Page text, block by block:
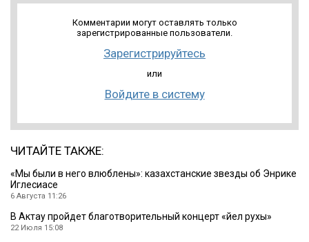
Комментарии могут оставлять только
зарегистрированные пользователи.
Зарегистрируйтесь
или
Войдите в систему
ЧИТАЙТЕ ТАКЖЕ:
«Мы были в него влюблены»: казахстанские звезды об Энрике
Иглесиасе
6 Августа 11:26
В Актау пройдет благотворительный концерт «Әйел рухы»
22 Июля 15:08